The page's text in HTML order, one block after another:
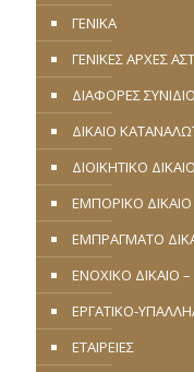
ΓΕΝΙΚΑ
ΓΕΝΙΚΕΣ ΑΡΧΕΣ
ΔΙΑΦΟΡΕΣ
ΔΙΚΑΙΟ
ΔΙΟΙΚΗΤΙΚΟ ΔΙΚΑΙΟ
ΕΜΠΟΡΙΚΟ ΔΙΚΑΙΟ
ΕΜΠΡΑΓΜΑΤΟ
ΕΝΟΧΙΚΟ ΔΙΚΑΙΟ
ΕΡΓΑΤΙΚΟ-
ΕΤΑΙΡΕΙΕΣ